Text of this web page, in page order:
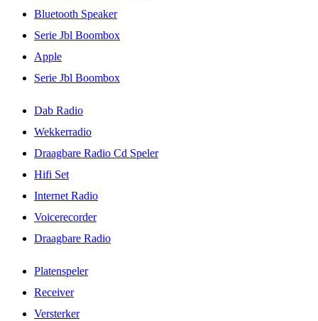
Bluetooth Speaker
Serie Jbl Boombox
Apple
Serie Jbl Boombox
Dab Radio
Wekkerradio
Draagbare Radio Cd Speler
Hifi Set
Internet Radio
Voicerecorder
Draagbare Radio
Platenspeler
Receiver
Versterker